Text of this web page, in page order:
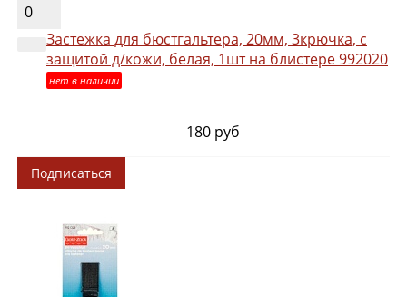
0
Застежка для бюстгальтера, 20мм, 3крючка, с
защитой д/кожи, белая, 1шт на блистере 992020
нет в наличии
180 руб
Подписаться